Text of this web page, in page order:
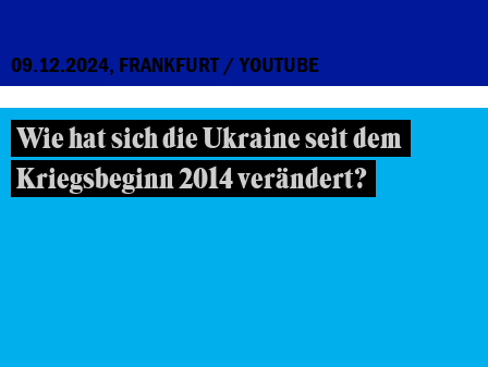
09.12.2024, FRANKFURT / YOUTUBE
Wie hat sich die Ukraine seit dem
Kriegsbeginn 2014 verändert?